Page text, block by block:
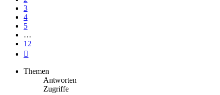
3
4
5
…
12
Themen
Antworten
Zugriffe